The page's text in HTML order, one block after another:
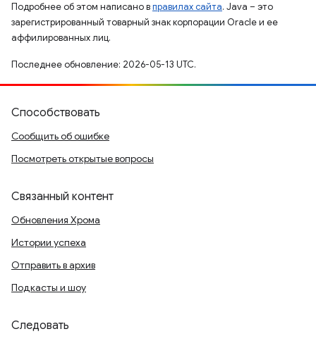
Подробнее об этом написано вправилах сайта. Java – это
зарегистрированный товарный знак корпорации Oracle и ее
аффилированных лиц.
Последнее обновление: 2026-05-13 UTC.
Способствовать
Сообщить об ошибке
Посмотреть открытые вопросы
Связанный контент
Обновления Хрома
Истории успеха
Отправить в архив
Подкасты и шоу
Следовать